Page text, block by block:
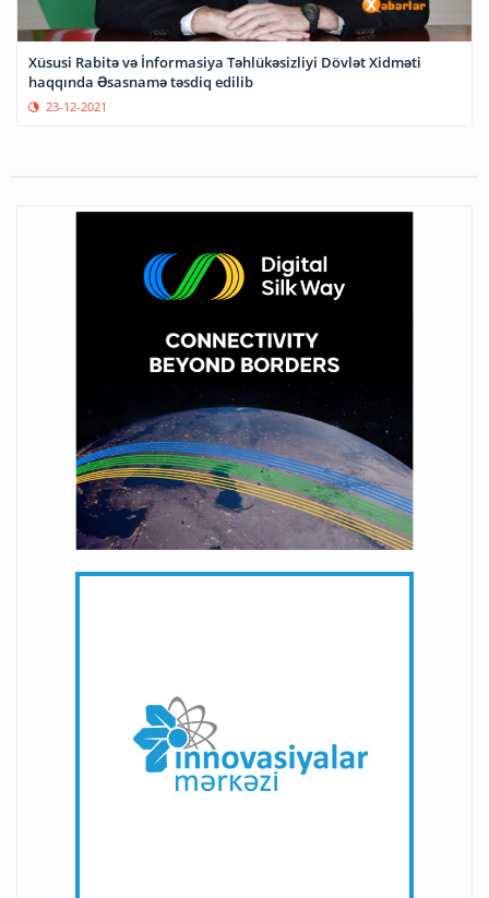
Xüsusi Rabitə və İnformasiya Təhlükəsizliyi Dövlət Xidməti
haqqında Əsasnamə təsdiq edilib
23-12-2021